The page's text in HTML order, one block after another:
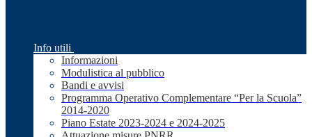
Info utili
Informazioni
Modulistica al pubblico
Bandi e avvisi
Programma Operativo Complementare “Per la Scuola”
2014-2020
Piano Estate 2023-2024 e 2024-2025